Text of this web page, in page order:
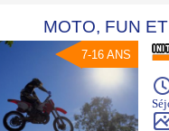
MOTO, FUN
7-16 ANS